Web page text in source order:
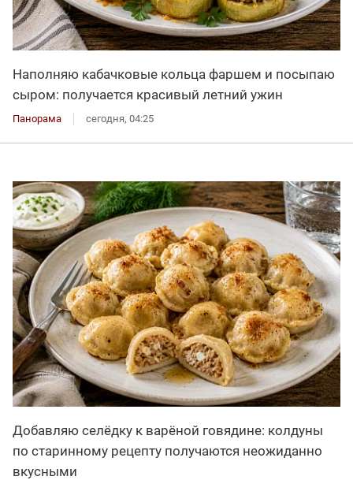
Наполняю кабачковые кольца фаршем и посыпаю
сыром: получается красивый летний ужин
Панорама сегодня, 04:25
Добавляю селёдку к варёной говядине: колдуны
по старинному рецепту получаются неожиданно
вкусными